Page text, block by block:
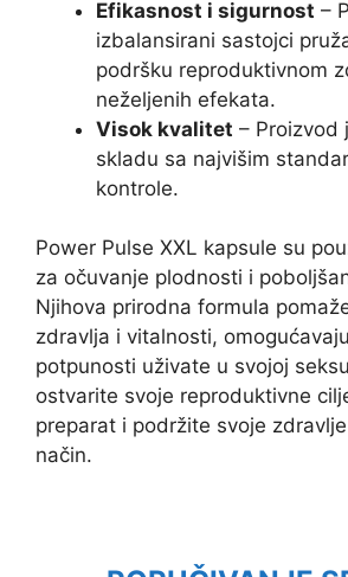
Efikasnost i sigurnost –
izbalansirani sastojci
podršku reproduktivnom
neželjenih efekata.
Visok kvalitet – Proizvod
skladu sa najvišim
kontrole.
Power Pulse XXL kapsule su
za očuvanje plodnosti i
Njihova prirodna formula
zdravlja i vitalnosti,
potpunosti uživate u svojoj
ostvarite svoje reproduktivne
preparat i podržite svoje
način.